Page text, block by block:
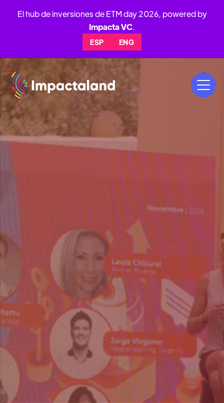
El hub de inversiones de ETM day 2026, powered by
Impacta VC.
ESP ENG
19 AL21 NOV 2026
PARQUE BICENTENARIO,VITACURA,
SANTIAGO DE CHILE 🇨🇱
ideas y el
capital
transformar el
mundo